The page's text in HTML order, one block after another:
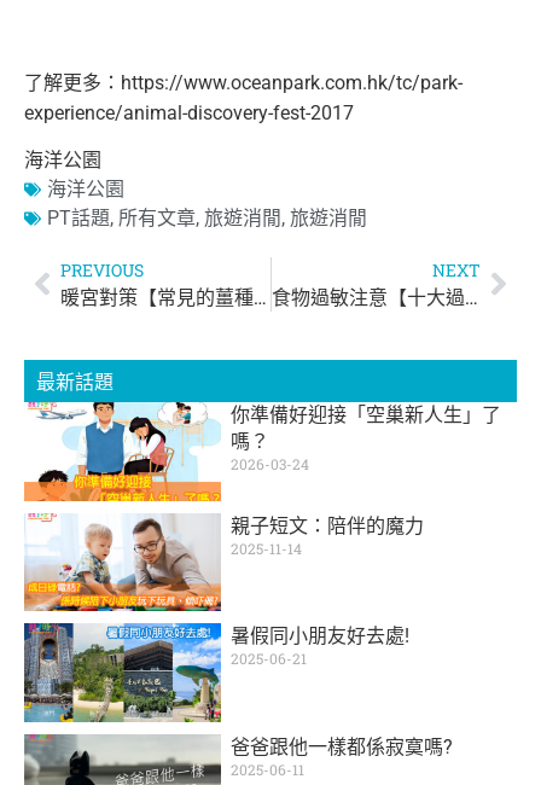
了解更多： https://www.oceanpark.com.hk/tc/park-
experience/animal-discovery-fest-2017
海洋公園
海洋公園
PT話題, 所有文章, 旅遊消閒, 旅遊消閒
PREVIOUS
暖宮對策【常見的薑種類】
NEXT
食物過敏注意【十大過敏食物排行榜】
最新話題
你準備好迎接「空巢新人生」了
嗎？
2026-03-24
親子短文：陪伴的魔力
2025-11-14
暑假同小朋友好去處!
2025-06-21
爸爸跟他一樣都係寂寞嗎?
2025-06-11